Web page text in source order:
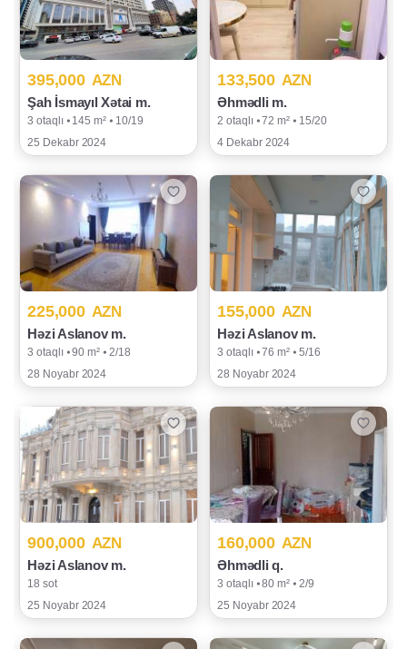
395,000 AZN
Şah İsmayıl Xətai m.
3 otaqlı ⦁ 145 m² ⦁ 10/19
25 Dekabr 2024
133,500 AZN
Əhmədli m.
2 otaqlı ⦁ 72 m² ⦁ 15/20
4 Dekabr 2024
225,000 AZN
Həzi Aslanov m.
3 otaqlı ⦁ 90 m² ⦁ 2/18
28 Noyabr 2024
155,000 AZN
Həzi Aslanov m.
3 otaqlı ⦁ 76 m² ⦁ 5/16
28 Noyabr 2024
900,000 AZN
Həzi Aslanov m.
18 sot
25 Noyabr 2024
160,000 AZN
Əhmədli q.
3 otaqlı ⦁ 80 m² ⦁ 2/9
25 Noyabr 2024